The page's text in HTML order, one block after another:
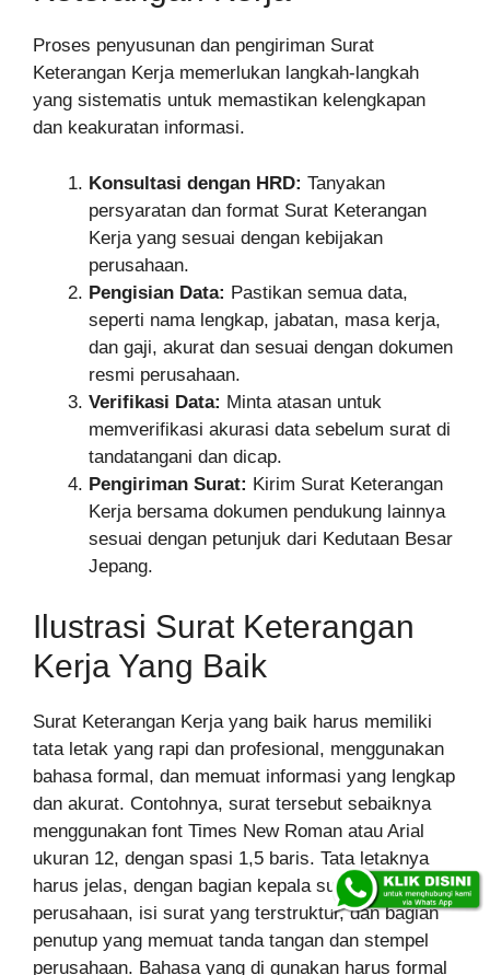
Proses penyusunan dan pengiriman Surat
Keterangan Kerja memerlukan langkah-langkah
yang sistematis untuk memastikan kelengkapan
dan keakuratan informasi.
Konsultasi dengan HRD: Tanyakan
persyaratan dan format Surat Keterangan
Kerja yang sesuai dengan kebijakan
perusahaan.
Pengisian Data: Pastikan semua data,
seperti nama lengkap, jabatan, masa kerja,
dan gaji, akurat dan sesuai dengan dokumen
resmi perusahaan.
Verifikasi Data: Minta atasan untuk
memverifikasi akurasi data sebelum surat di
tandatangani dan dicap.
Pengiriman Surat: Kirim Surat Keterangan
Kerja bersama dokumen pendukung lainnya
sesuai dengan petunjuk dari Kedutaan Besar
Jepang.
Ilustrasi Surat Keterangan
Kerja Yang Baik
Surat Keterangan Kerja yang baik harus memiliki
tata letak yang rapi dan profesional, menggunakan
bahasa formal, dan memuat informasi yang lengkap
dan akurat. Contohnya, surat tersebut sebaiknya
menggunakan font Times New Roman atau Arial
ukuran 12, dengan spasi 1,5 baris. Tata letaknya
harus jelas, dengan bagian kepala surat
perusahaan, isi surat yang terstruktur, dan bagian
penutup yang memuat tanda tangan dan stempel
perusahaan. Bahasa yang di gunakan harus formal